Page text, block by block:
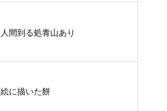
人間到る処青山あり
絵に描いた餅